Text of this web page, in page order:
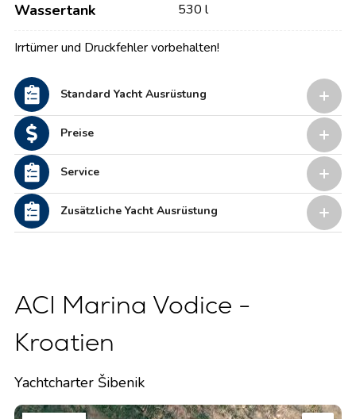
Wassertank 530 l
Irrtümer und Druckfehler vorbehalten!
Standard Yacht Ausrüstung
Preise
Service
Zusätzliche Yacht Ausrüstung
ACI Marina Vodice -
Kroatien
Yachtcharter Šibenik